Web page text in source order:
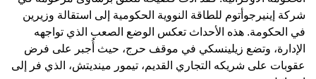
شركة إينيرجوأتوم للطاقة النووية الحكومية إلى استقالة وزيرين
في الحكومة. هذه الأحداث تعكس الوضع الصعب الذي تواجهه
الإدارة، وتضع زيلينسكي في موقف حرج، حيث أُجبر على فرض
عقوبات على شريكه التجاري القديم، تيمور مينديتش، الذي فر إلى